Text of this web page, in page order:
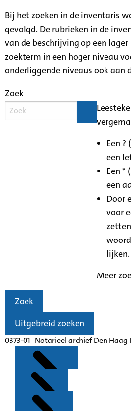
Bij het zoeken in de inventaris
gevolgd. De rubrieken in de
van de beschrijving op een
zoekterm in een hoger niveau
onderliggende niveaus ook aan
Zoek
Een
een
Een *
een
Door
voor
lijken.
Meer
Zoek
Uitgebreid zoeken
0373-01 Notarieel archief Den Haag